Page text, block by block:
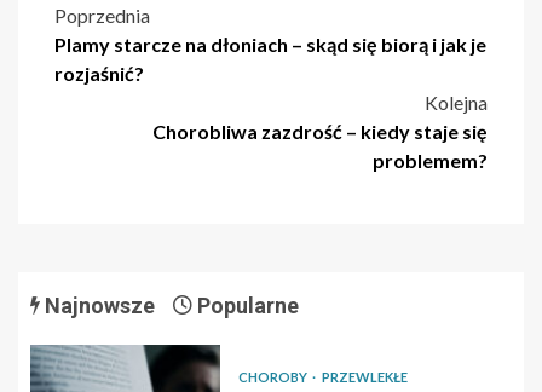
Nawigacja
wpisu
Poprzednia
Plamy starcze na dłoniach – skąd się biorą i jak je
rozjaśnić?
Kolejna
Chorobliwa zazdrość – kiedy staje się
problemem?
Najnowsze Popularne
CHOROBY PRZEWLEKŁE